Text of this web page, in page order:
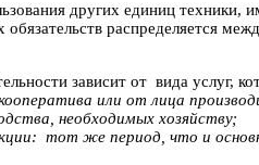
других единиц
распределяется
зависит от вида услуг,
или от лица
необходимых хозяйству;
тот же период, что и